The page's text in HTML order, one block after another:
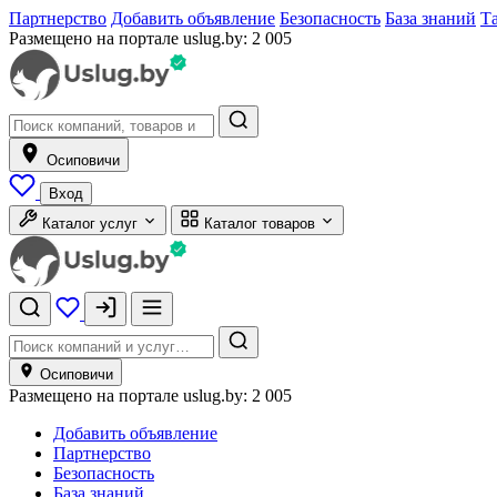
Партнерство Добавить объявление Безопасность База знаний
Размещено на портале uslug.by: 2 005
Осиповичи
Вход
Каталог услуг
Каталог товаров
Осиповичи
Размещено на портале uslug.by: 2 005
Добавить объявление
Партнерство
Безопасность
База знаний